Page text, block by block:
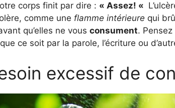
corps finit par dire : « Assez! «
comme une flamme intérieure qui
qu’elles ne vous consument.
ce soit par la parole, l’écriture ou
excessif de